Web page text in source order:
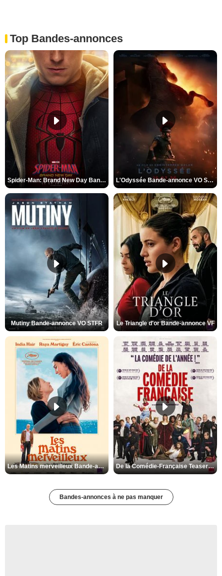
Top Bandes-annonces
Spider-Man: Brand New Day Bande-annonce VO STFR L'Odyssée Bande-annonce VO STFR
Mutiny Bande-annonce VO STFR Le Triangle d'or Bande-annonce VF
Les Matins merveilleux Bande-annonce VF De la Comédie-Française Teaser VF
Bandes-annonces à ne pas manquer